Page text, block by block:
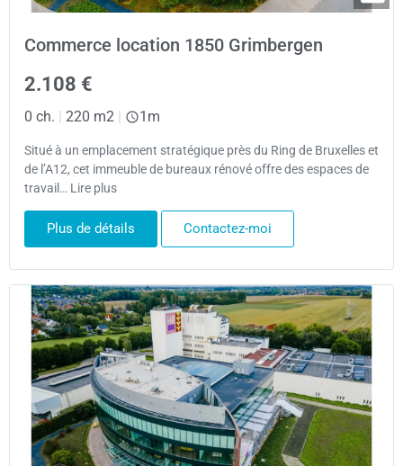
Commerce location 1850 Grimbergen
2.108 €
0 ch. 220 m2 1m
Situé à un emplacement stratégique près du Ring de Bruxelles et
de l’A12, cet immeuble de bureaux rénové offre des espaces de
travail… Lire plus
Plus de détails Contactez-moi